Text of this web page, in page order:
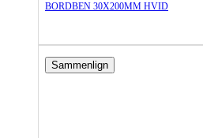
BORDBEN 30X200MM HVID
Sammenlign